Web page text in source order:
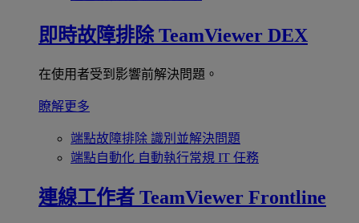
即時故障排除 TeamViewer DEX
在使用者受到影響前解決問題。
瞭解更多
端點故障排除 識別並解決問題
端點自動化 自動執行常規 IT 任務
連線工作者 TeamViewer Frontline